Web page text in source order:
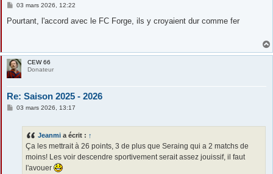
M
s
03 mars 2026, 12:22
Pourtant, l'accord avec le FC Forge, ils y croyaient dur comme fer
CEW 66
Donateur
Re: Saison 2025 - 2026
M03 mars 2026, 13:17
Jeanmi a écrit : ↑
Ça les mettrait à 26 points, 3 de plus que Seraing qui a 2 matchs de
moins! Les voir descendre sportivement serait assez jouissif, il faut
l'avouer